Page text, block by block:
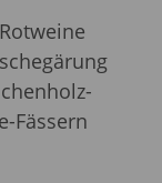
Fässern